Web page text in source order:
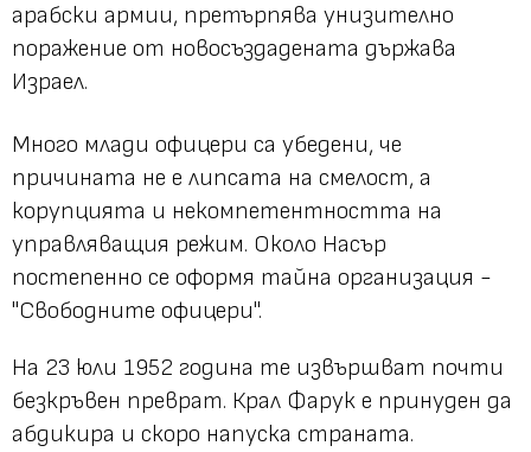
арабски армии, претърпява унизително
поражение от новосъздадената държава
Израел.
Много млади офицери са убедени, че
причината не е липсата на смелост, а
корупцията и некомпетентността на
управляващия режим. Около Насър
постепенно се оформя тайна организация -
"Свободните офицери".
На 23 юли 1952 година те извършват почти
безкръвен преврат. Крал Фарук е принуден да
абдикира и скоро напуска страната.